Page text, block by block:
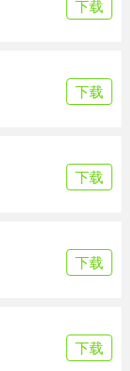
下载
下载
下载
下载
下载